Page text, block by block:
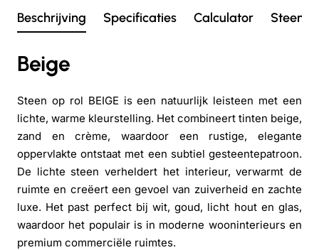
Beschrijving Specificaties Calculator Steen
Beige
Steen op rol BEIGE is een natuurlijk leisteen met een
lichte, warme kleurstelling. Het combineert tinten beige,
zand en crème, waardoor een rustige, elegante
oppervlakte ontstaat met een subtiel gesteentepatroon.
De lichte steen verheldert het interieur, verwarmt de
ruimte en creëert een gevoel van zuiverheid en zachte
luxe. Het past perfect bij wit, goud, licht hout en glas,
waardoor het populair is in moderne wooninterieurs en
premium commerciële ruimtes.